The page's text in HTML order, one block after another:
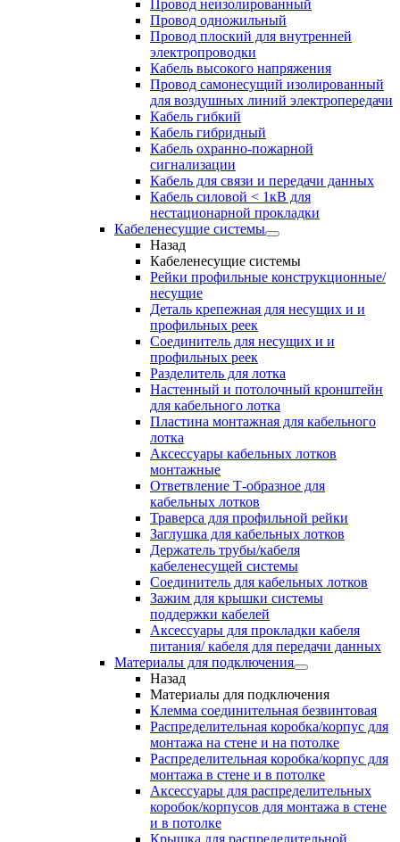
Провод неизолированный
Провод одножильный
Провод плоский для внутренней
электропроводки
Кабель высокого напряжения
Провод самонесущий изолированный
для воздушных линий электропередачи
Кабель гибкий
Кабель гибридный
Кабель охранно-пожарной
сигнализации
Кабель для связи и передачи данных
Кабель силовой < 1кВ для
нестационарной прокладки
Кабеленесущие системы
Назад
Кабеленесущие системы
Рейки профильные конструкционные/
несущие
Деталь крепежная для несущих и и
профильных реек
Соединитель для несущих и и
профильных реек
Разделитель для лотка
Настенный и потолочный кронштейн
для кабельного лотка
Пластина монтажная для кабельного
лотка
Аксессуары кабельных лотков
монтажные
Ответвление Т-образное для
кабельных лотков
Траверса для профильной рейки
Заглушка для кабельных лотков
Держатель трубы/кабеля
кабеленесущей системы
Соединитель для кабельных лотков
Зажим для крышки системы
поддержки кабелей
Аксессуары для прокладки кабеля
питания/ кабеля для передачи данных
Материалы для подключения
Назад
Материалы для подключения
Клемма соединительная безвинтовая
Распределительная коробка/корпус для
монтажа на стене и на потолке
Распределительная коробка/корпус для
монтажа в стене и в потолке
Аксессуары для распределительных
коробок/корпусов для монтажа в стене
и в потолке
Крышка для распределительной